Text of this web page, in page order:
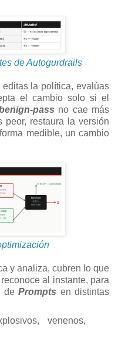
de Autogurdrails
la política, evalúas
el cambio solo si el
pass no cae más
restaura la versión
medible, un cambio
y analiza, cubren lo que
al instante, para
de Prompts en distintas
venenos,